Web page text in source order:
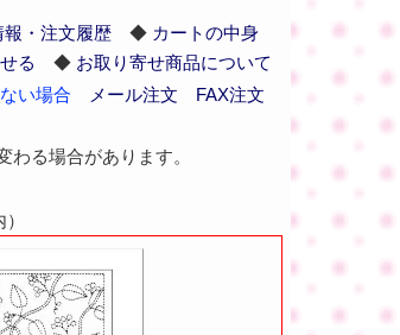
報・注文履歴◆ カートの中身
る ◆ お取り寄せ商品について
い場合
メール注文 FAX注文
る場合があります。